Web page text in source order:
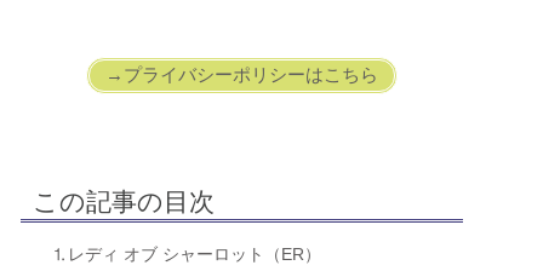
→プライバシーポリシーはこちら
この記事の目次
⒈レディ オブ シャーロット（ER）